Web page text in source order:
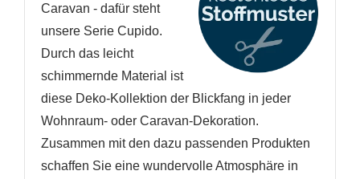
Caravan - dafür steht
unsere Serie Cupido.
Durch das leicht
schimmernde Material ist
diese Deko-Kollektion der Blickfang in jeder
Wohnraum- oder Caravan-Dekoration.
Zusammen mit den dazu passenden Produkten
schaffen Sie eine wundervolle Atmosphäre in
WUNSCHLISTE ERSTELLEN